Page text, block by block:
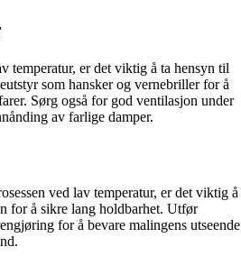
temperatur, er det viktig å ta hensyn til
som hansker og vernebriller for å
Sørg også for god ventilasjon under
av farlige damper.
ved lav temperatur, er det viktig å
for å sikre lang holdbarhet. Utfør
for å bevare malingens utseende